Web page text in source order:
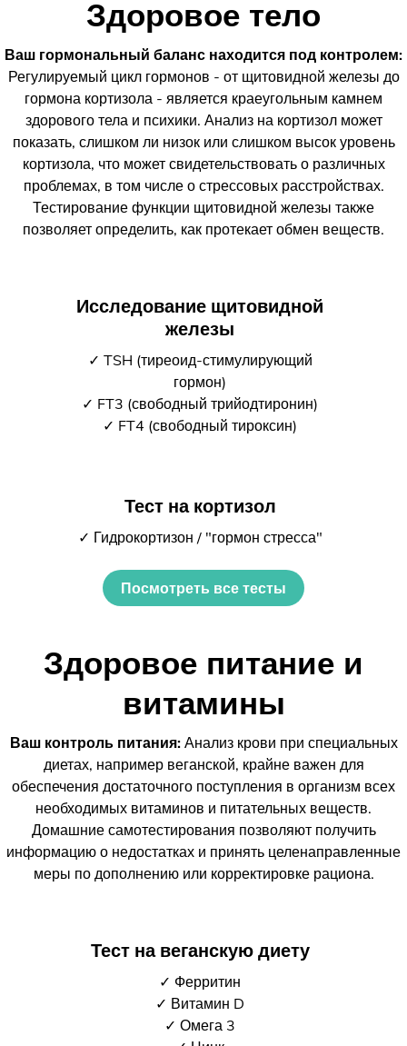
Здоровое тело
Ваш гормональный баланс находится под контролем:
Регулируемый цикл гормонов - от щитовидной железы до
гормона кортизола - является краеугольным камнем
здорового тела и психики. Анализ на кортизол может
показать, слишком ли низок или слишком высок уровень
кортизола, что может свидетельствовать о различных
проблемах, в том числе о стрессовых расстройствах.
Тестирование функции щитовидной железы также
позволяет определить, как протекает обмен веществ.
Исследование щитовидной
железы
✓ TSH (тиреоид-стимулирующий
гормон)
✓ FT3 (свободный трийодтиронин)
✓ FT4 (свободный тироксин)
Тест на кортизол
✓ Гидрокортизон / "гормон стресса"
Посмотреть все тесты
Здоровое питание и
витамины
Ваш контроль питания:Анализ крови при специальных
диетах, например веганской, крайне важен для
обеспечения достаточного поступления в организм всех
необходимых витаминов и питательных веществ.
Домашние самотестирования позволяют получить
информацию о недостатках и принять целенаправленные
меры по дополнению или корректировке рациона.
Тест на веганскую диету
✓ Ферритин
✓ Витамин D
✓ Омега 3